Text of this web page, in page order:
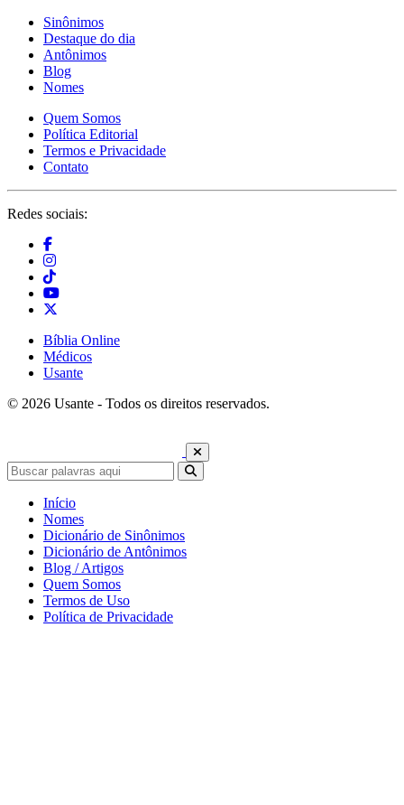
Sinônimos
Destaque do dia
Antônimos
Blog
Nomes
Quem Somos
Política Editorial
Termos e Privacidade
Contato
Redes sociais:
Bíblia Online
Médicos
Usante
© 2026 Usante - Todos os direitos reservados.
Início
Nomes
Dicionário de Sinônimos
Dicionário de Antônimos
Blog / Artigos
Quem Somos
Termos de Uso
Política de Privacidade